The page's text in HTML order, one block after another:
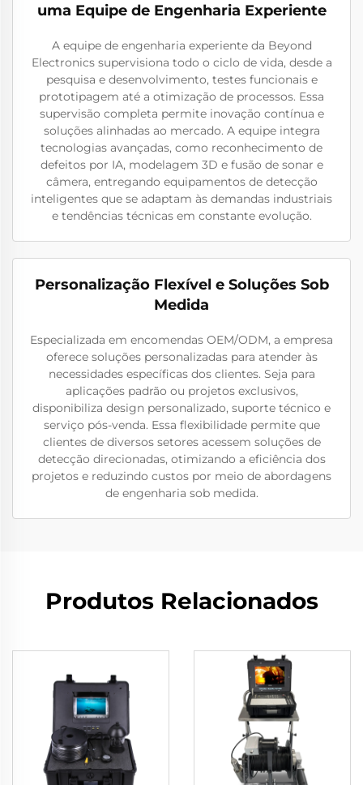
uma Equipe de Engenharia Experiente
A equipe de engenharia experiente da Beyond
Electronics supervisiona todo o ciclo de vida, desde a
pesquisa e desenvolvimento, testes funcionais e
prototipagem até a otimização de processos. Essa
supervisão completa permite inovação contínua e
soluções alinhadas ao mercado. A equipe integra
tecnologias avançadas, como reconhecimento de
defeitos por IA, modelagem 3D e fusão de sonar e
câmera, entregando equipamentos de detecção
inteligentes que se adaptam às demandas industriais
e tendências técnicas em constante evolução.
Personalização Flexível e Soluções Sob
Medida
Especializada em encomendas OEM/ODM, a empresa
oferece soluções personalizadas para atender às
necessidades específicas dos clientes. Seja para
aplicações padrão ou projetos exclusivos,
disponibiliza design personalizado, suporte técnico e
serviço pós-venda. Essa flexibilidade permite que
clientes de diversos setores acessem soluções de
detecção direcionadas, otimizando a eficiência dos
projetos e reduzindo custos por meio de abordagens
de engenharia sob medida.
Produtos Relacionados